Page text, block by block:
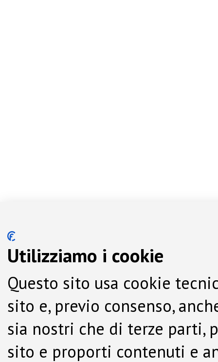
Utilizziamo i cookie
Questo sito usa cookie
sito e, previo consenso,
sia nostri che di terze parti,
sito e proporti contenuti e